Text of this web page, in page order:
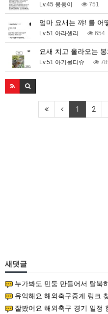
Lv.45 몽둥이 751
엄마 요새는 꺄! 를 어
Lv.51 아라셀리 654
요새 치고 올라오는
Lv.51 아기물티슈
1 2
새댓글
누가봐도 민둥 만들어서 탈북하는것들이나 뭔가 쳐들어오는 낌
유익해요 해외축구중계 링크 찾기 쉬워서 자주 와요. 참고
잘봤어요 해외축구 경기 일정 한눈에 보기 좋아요. 덕